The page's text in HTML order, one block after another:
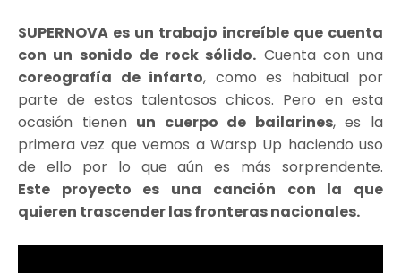
SUPERNOVA es un trabajo increíble que cuenta
con un sonido de rock sólido. Cuenta con una
coreografía de infarto, como es habitual por
parte de estos talentosos chicos. Pero en esta
ocasión tienen un cuerpo de bailarines, es la
primera vez que vemos a Warsp Up haciendo uso
de ello por lo que aún es más sorprendente.
Este proyecto es una canción con la que
quieren trascender las fronteras nacionales.